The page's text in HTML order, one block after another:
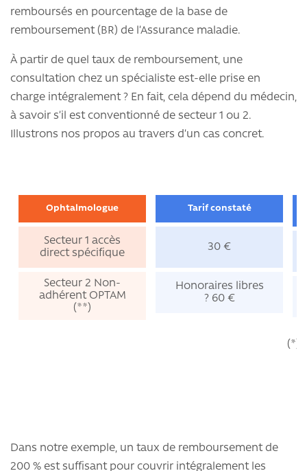
remboursés en pourcentage de la base de
remboursement (BR) de l’Assurance maladie.
À partir de quel taux de remboursement, une
consultation chez un spécialiste est-elle prise en
charge intégralement ? En fait, cela dépend du médecin,
à savoir s’il est conventionné de secteur 1 ou 2.
Illustrons nos propos au travers d’un cas concret.
(*)
Ophtalmologue
Secteur 1 accès
direct spécifique
Secteur 2 Non-
adhérent OPTAM
(**)
Tarif constaté
30 €
Honoraires libres
? 60 €
Dans notre exemple, un taux de remboursement de
200 % est suffisant pour couvrir intégralement les